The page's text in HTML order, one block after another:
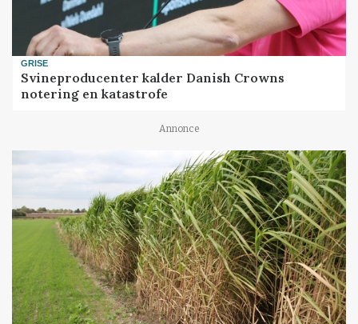
GRISE
Svineproducenter kalder Danish Crowns
notering en katastrofe
Annonce